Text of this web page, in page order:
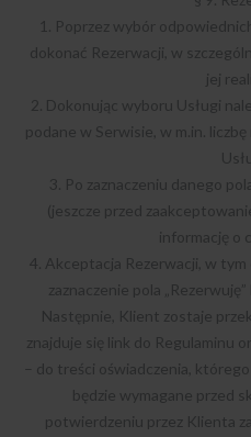
1. Poprzez wybór
dokonać Rezerwacji, w
jej
2. Dokonując wyboru Usługi
podane w Serwisie, w m.in.
3. Po zaznaczeniu danego
(jeszcze przed
informację o
4. Akceptacja Rezerwacji, w
zaznaczenie pola
Następnie, Klient zostaje
znajduje się link do Regulaminu
– do treści oświadczenia,
będzie wymagane przed
potwierdzeniu przez Klienta